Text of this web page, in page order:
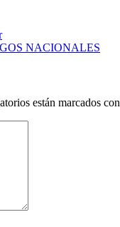
NACIONALES
están marcados con